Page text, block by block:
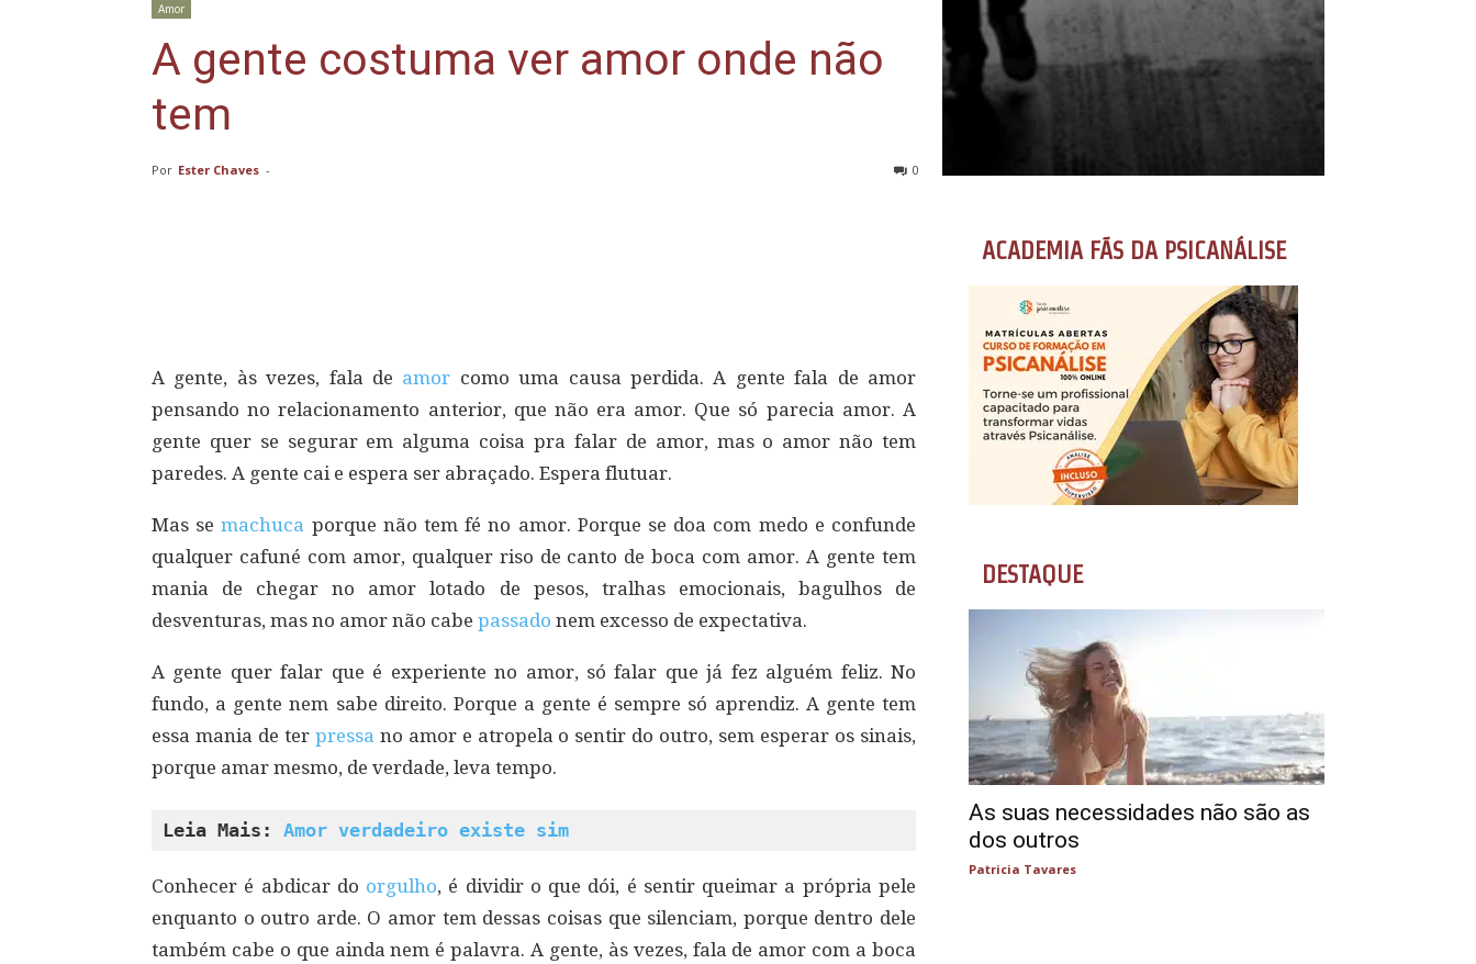
Amor
A gente costuma ver amor onde não
tem
Por Ester Chaves - 0
A gente, às vezes, fala de amor como uma causa perdida. A gente fala de amor
pensando no relacionamento anterior, que não era amor. Que só parecia amor. A
gente quer se segurar em alguma coisa pra falar de amor, mas o amor não tem
paredes. A gente cai e espera ser abraçado. Espera flutuar.
Mas semachuca porque não tem fé no amor. Porque se doa com medo e confunde
qualquer cafuné com amor, qualquer riso de canto de boca com amor. A gente tem
mania de chegar no amor lotado de pesos, tralhas emocionais, bagulhos de
desventuras, mas no amor não cabe passado nem excesso de expectativa.
A gente quer falar que é experiente no amor, só falar que já fez alguém feliz. No
fundo, a gente nem sabe direito. Porque a gente é sempre só aprendiz. A gente tem
essa mania de ter pressa no amor e atropela o sentir do outro, sem esperar os sinais,
porque amar mesmo, de verdade, leva tempo.
Leia Mais: Amor verdadeiro existe sim
Conhecer é abdicar do orgulho, é dividir o que dói, é sentir queimar a própria pele
enquanto o outro arde. O amor tem dessas coisas que silenciam, porque dentro dele
também cabe o que ainda nem é palavra. A gente, às vezes, fala de amor com a boca
ACADEMIA FÃS DA PSICANÁLISE
DESTAQUE
As suas necessidades não são as
dos outros
Patricia Tavares